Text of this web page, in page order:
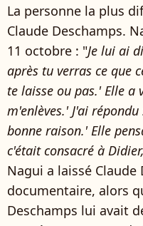
La personne la plus
Claude Deschamps.
11 octobre : "Je lui ai
après tu verras ce que
te laisse ou pas.' Elle
m'enlèves.' J'ai
bonne raison.' Elle
c'était consacré à
Nagui a laissé Claude
documentaire, alors
Deschamps lui avait